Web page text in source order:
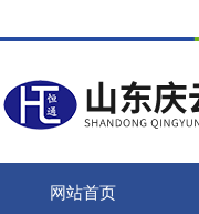
网站首页